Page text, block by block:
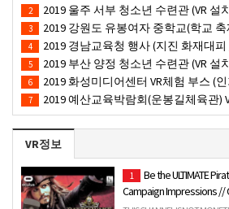
2 2019 울주 서부 청소년 수련관 (VR 설
3 2019 강원도 유봉여자 중학교(학교 축제 행사 / 인기 VR 컨
4 2019 경남교육청 행사 (지진 화재대피 / VR 체험)
5 2019 부산 양정 청소년 수련관 (VR 설
6 2019 화성미디어센터 VR체험 부스 (인기 4D 시뮬
7 2019 예산교육박람회(운봉길체육관) VR체험부스(직업진로체험 /
VR정보
1
Be the ULTIMATE
Campaign Impressions //